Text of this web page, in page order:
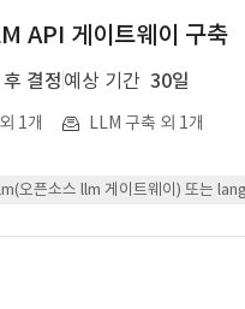
API 게이트웨이 구축
결정 예상 기간 30일
1개 LLM 구축 외 1개
오픈소스 llm 게이트웨이) 또는